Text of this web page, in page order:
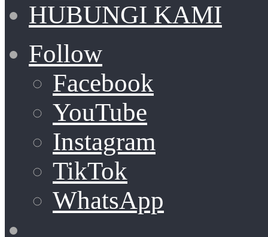
HUBUNGI KAMI
Follow
Facebook
YouTube
Instagram
TikTok
WhatsApp